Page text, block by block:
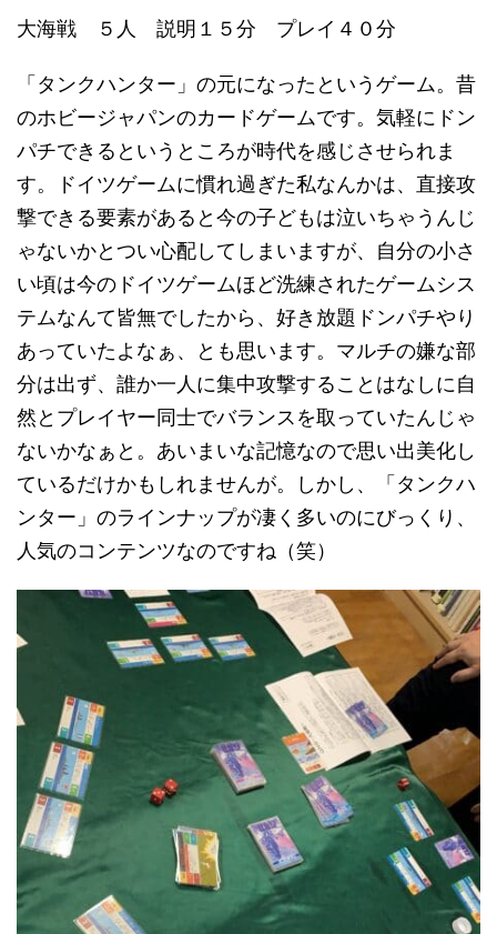
大海戦 ５人 説明１５分 プレイ４０分
「タンクハンター」の元になったというゲーム。昔
のホビージャパンのカードゲームです。気軽にドン
パチできるというところが時代を感じさせられま
す。ドイツゲームに慣れ過ぎた私なんかは、直接攻
撃できる要素があると今の子どもは泣いちゃうんじ
ゃないかとつい心配してしまいますが、自分の小さ
い頃は今のドイツゲームほど洗練されたゲームシス
テムなんて皆無でしたから、好き放題ドンパチやり
あっていたよなぁ、とも思います。マルチの嫌な部
分は出ず、誰か一人に集中攻撃することはなしに自
然とプレイヤー同士でバランスを取っていたんじゃ
ないかなぁと。あいまいな記憶なので思い出美化し
ているだけかもしれませんが。しかし、「タンクハ
ンター」のラインナップが凄く多いのにびっくり、
人気のコンテンツなのですね（笑）